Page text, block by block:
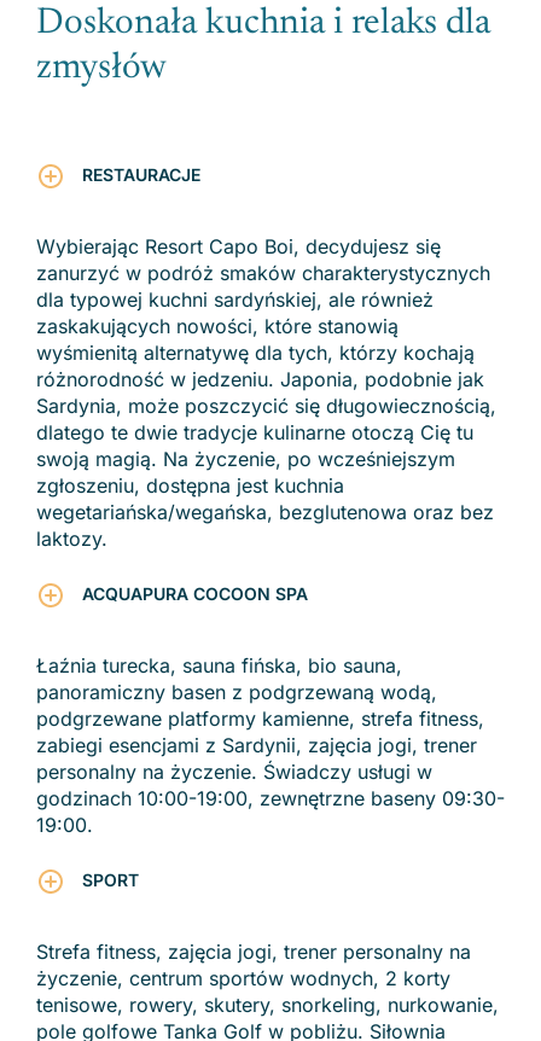
Doskonała kuchnia i relaks dla
zmysłów
RESTAURACJE
Wybierając Resort Capo Boi, decydujesz się
zanurzyć w podróż smaków charakterystycznych
dla typowej kuchni sardyńskiej, ale również
zaskakujących nowości, które stanowią
wyśmienitą alternatywę dla tych, którzy kochają
różnorodność w jedzeniu. Japonia, podobnie jak
Sardynia, może poszczycić się długowiecznością,
dlatego te dwie tradycje kulinarne otoczą Cię tu
swoją magią. Na życzenie, po wcześniejszym
zgłoszeniu, dostępna jest kuchnia
wegetariańska/wegańska, bezglutenowa oraz bez
laktozy.
ACQUAPURA COCOON SPA
Łaźnia turecka, sauna fińska, bio sauna,
panoramiczny basen z podgrzewaną wodą,
podgrzewane platformy kamienne, strefa fitness,
zabiegi esencjami z Sardynii, zajęcia jogi, trener
personalny na życzenie. Świadczy usługi w
godzinach 10:00-19:00, zewnętrzne baseny 09:30-
19:00.
SPORT
Strefa fitness, zajęcia jogi, trener personalny na
życzenie, centrum sportów wodnych, 2 korty
tenisowe, rowery, skutery, snorkeling, nurkowanie,
pole golfowe Tanka Golf w pobliżu. Siłownia